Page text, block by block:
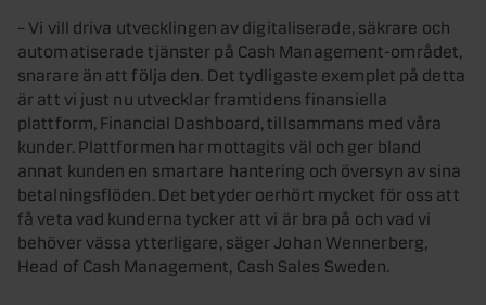
– Vi vill driva utvecklingen av digitaliserade, säkrare och
automatiserade tjänster på Cash Management-området,
snarare än att följa den. Det tydligaste exemplet på detta
är att vi just nu utvecklar framtidens finansiella
plattform, Financial Dashboard, tillsammans med våra
kunder. Plattformen har mottagits väl och ger bland
annat kunden en smartare hantering och översyn av sina
betalningsflöden. Det betyder oerhört mycket för oss att
få veta vad kunderna tycker att vi är bra på och vad vi
behöver vässa ytterligare, säger Johan Wennerberg,
Head of Cash Management, Cash Sales Sweden.